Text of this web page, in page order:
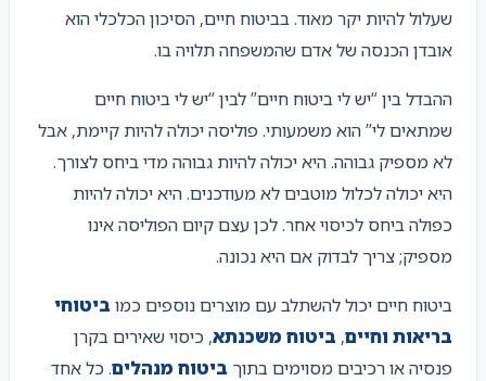
שעלול להיות יקר מאוד. בביטוח חיים, הסיכון הכלכלי הוא
אובדן הכנסה של אדם שהמשפחה תלויה בו.
ההבדל בין “יש לי ביטוח חיים” לבין “יש לי ביטוח חיים
שמתאים לי” הוא משמעותי. פוליסה יכולה להיות קיימת, אבל
לא מספיק גבוהה. היא יכולה להיות גבוהה מדי ביחס לצורך.
היא יכולה לכלול מוטבים לא מעודכנים. היא יכולה להיות
כפולה ביחס לכיסוי אחר. לכן עצם קיום הפוליסה אינו
מספיק; צריך לבדוק אם היא נכונה.
ביטוח חיים יכול להשתלב עם מוצרים נוספים כמוביטוחי
בריאות וחיים, ביטוח משכנתא, כיסוי שאירים בקרן
פנסיה או רכיבים מסוימים בתוך ביטוח מנהלים. כל אחד